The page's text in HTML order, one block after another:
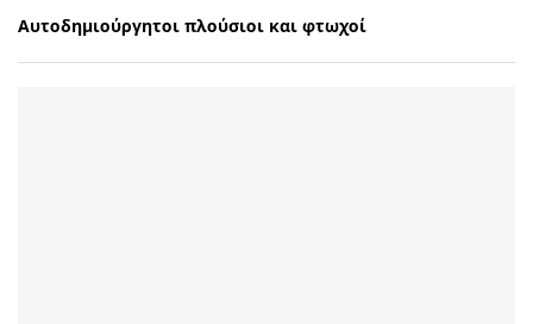
Αυτοδημιούργητοι πλούσιοι και φτωχοί